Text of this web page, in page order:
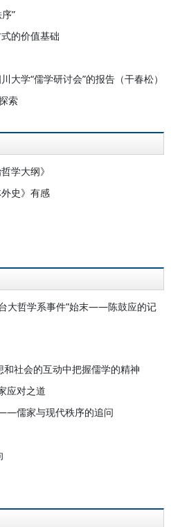
”
的价值基础
学“儒学研讨会”的报告（干春松）
索
学大纲》
史》有感
大哲学系事件”始末——陈鼓应的记
社会的互动中把握儒学的精神
应对之道
儒家与现代秩序的追问